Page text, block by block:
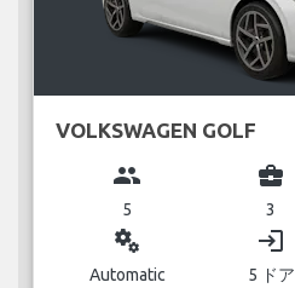
VOLKSWAGEN GOLF
group
5
business_center
3
miscellaneous_services
Automatic
login
5 ドア